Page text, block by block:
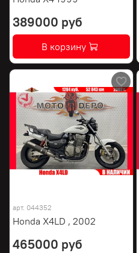
389000 руб
В корзину
арт. 044352
Honda X4LD , 2002
465000 руб